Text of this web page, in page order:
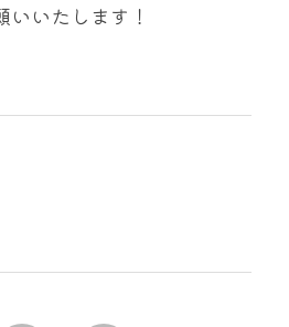
いたします！